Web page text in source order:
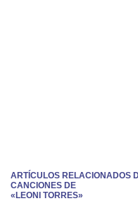
ARTÍCULOS RELACIONADOS
CANCIONES DE
«LEONI TORRES»